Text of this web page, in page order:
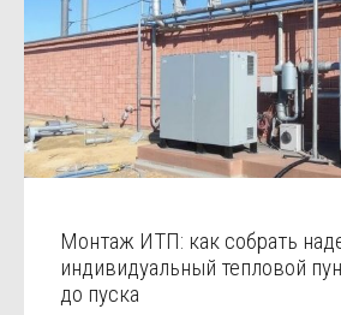
Монтаж ИТП: как собрать
индивидуальный тепловой
до пуска